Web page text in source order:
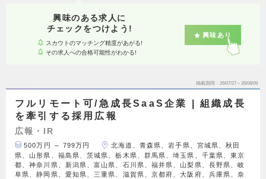
興味のある求人に
チェックをつけよう!
スカウトのマッチング精度があがる!
その求人への合格可能性がわかる!
興味あり
掲載期間 26/07/27～26/08/09
フルリモート可/急成長SaaS企業 | 組織成長
を牽引する採用広報
広報・IR
500万円 ～ 799万円
北海道、青森県、岩手県、宮城県、秋田
県、山形県、福島県、茨城県、栃木県、群馬県、埼玉県、千葉県、東京
都、神奈川県、新潟県、富山県、石川県、福井県、山梨県、長野県、岐
阜県、静岡県、愛知県、三重県、滋賀県、京都府、大阪府、兵庫県、奈